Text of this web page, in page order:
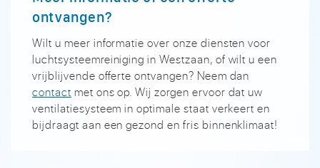
ontvangen?
Wilt u meer informatie over onze diensten voor
luchtsysteemreiniging in Westzaan, of wilt u een
vrijblijvende offerte ontvangen? Neem dan
contact met ons op. Wij zorgen ervoor dat uw
ventilatiesysteem in optimale staat verkeert en
bijdraagt aan een gezond en fris binnenklimaat!